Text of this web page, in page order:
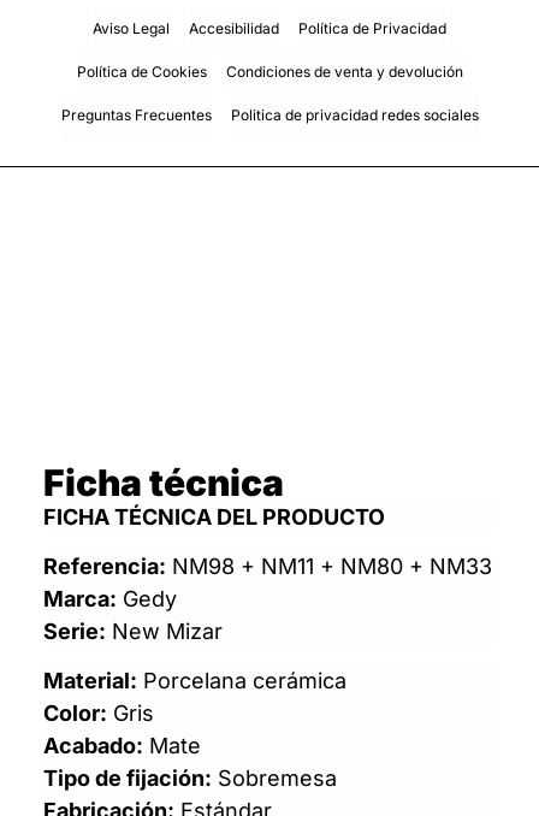
Aviso Legal Accesibilidad Política de Privacidad
Política de Cookies Condiciones de venta y devolución
Preguntas Frecuentes Politica de privacidad redes sociales
Ficha técnica
FICHA TÉCNICA DEL PRODUCTO
Referencia: NM98 + NM11 + NM80 + NM33
Marca: Gedy
Serie: New Mizar
Material: Porcelana cerámica
Color: Gris
Acabado: Mate
Tipo de fijación: Sobremesa